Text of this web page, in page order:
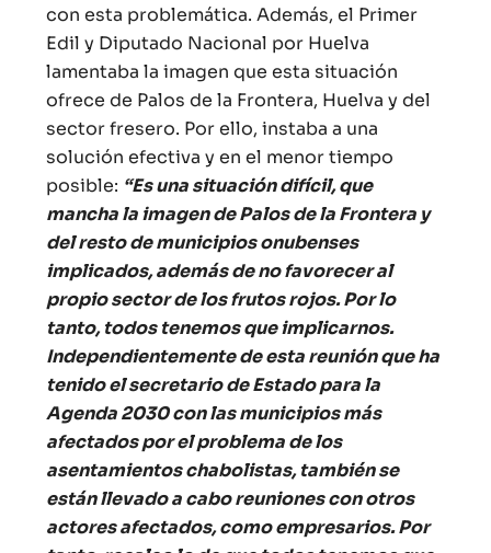
con esta problemática. Además, el Primer
Edil y Diputado Nacional por Huelva
lamentaba la imagen que esta situación
ofrece de Palos de la Frontera, Huelva y del
sector fresero. Por ello, instaba a una
solución efectiva y en el menor tiempo
posible: “Es una situación difícil, que
mancha la imagen de Palos de la Frontera y
del resto de municipios onubenses
implicados, además de no favorecer al
propio sector de los frutos rojos. Por lo
tanto, todos tenemos que implicarnos.
Independientemente de esta reunión que ha
tenido el secretario de Estado para la
Agenda 2030 con las municipios más
afectados por el problema de los
asentamientos chabolistas, también se
están llevado a cabo reuniones con otros
actores afectados, como empresarios. Por